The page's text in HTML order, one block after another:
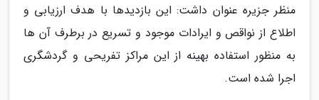
منظر جزیره عنوان داشت: این بازدیدها با هدف ارزیابی و
اطلاع از نواقص و ایرادات موجود و تسریع در برطرف آن ها
به منظور استفاده بهینه از این مراکز تفریحی و گردشگری
اجرا شده است.